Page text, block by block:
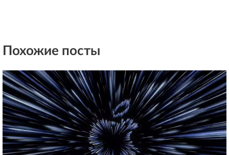
Похожие посты